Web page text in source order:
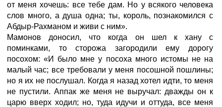
от меня хочешь: все тебе дам. Но у всякого человека
слов много, а душа одна; ты, король, познакомился с
Абдыр-Рахманом и живи с ним».
Мамонов доносил, что когда он шел к хану с
поминками, то сторожа загородили ему дорогу
посохом: «И было мне у посоха много истомы не на
малый час; все требовали у меня посошной пошлины;
но я их не послушал. Когда я назад хотел идти, то меня
не пустили. Аппак же меня не выручал: дважды он к
царю вверх ходил; но, туда идучи и оттуда, все меня